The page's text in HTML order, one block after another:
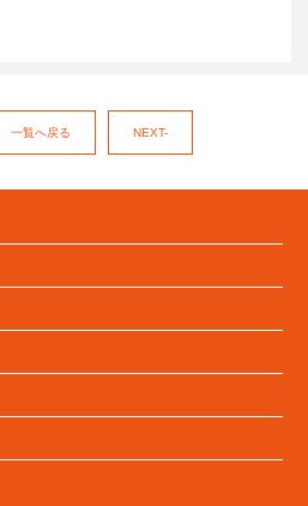
一覧へ戻る NEXT-